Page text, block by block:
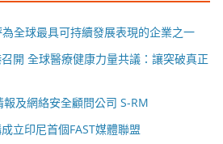
全球最具可持續發展表現的企業之一
開 全球醫療健康力量共議：讓突破真正
及網絡安全顧問公司 S-RM
立印尼首個FAST媒體聯盟